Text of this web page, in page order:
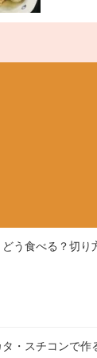
どう食べる？切り
タ・スチコンで作